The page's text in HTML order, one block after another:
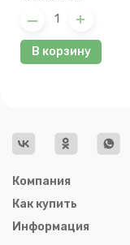
В корзину
Компания
Как купить
Информация